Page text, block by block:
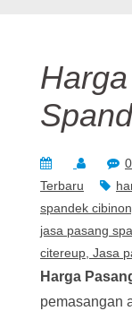
Terbaru
spandek
jasa pasang
citereup Jasa
Harga
pemasangan